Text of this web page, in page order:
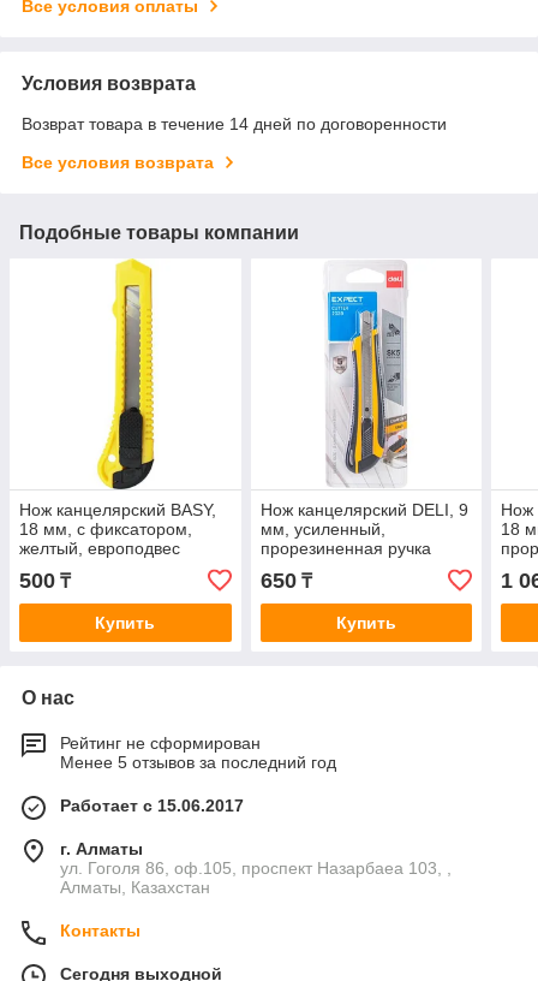
Все условия оплаты
Условия возврата
Возврат товара в течение 14 дней по договоренности
Все условия возврата
Подобные товары компании
Нож канцелярский BASY,
18 мм, с фиксатором,
желтый, европодвес
500 ₸
Купить
Нож канцелярский DELI, 9
мм, усиленный,
прорезиненная ручка
650₸
Купить
Нож
18
1
О нас
Рейтинг не сформирован
Менее 5 отзывов за последний год
Работает с 15.06.2017
г. Алматы
ул. Гоголя 86, оф.105, проспект Назарбаеа 103, ,
Алматы, Казахстан
Контакты
Сегодня выходной